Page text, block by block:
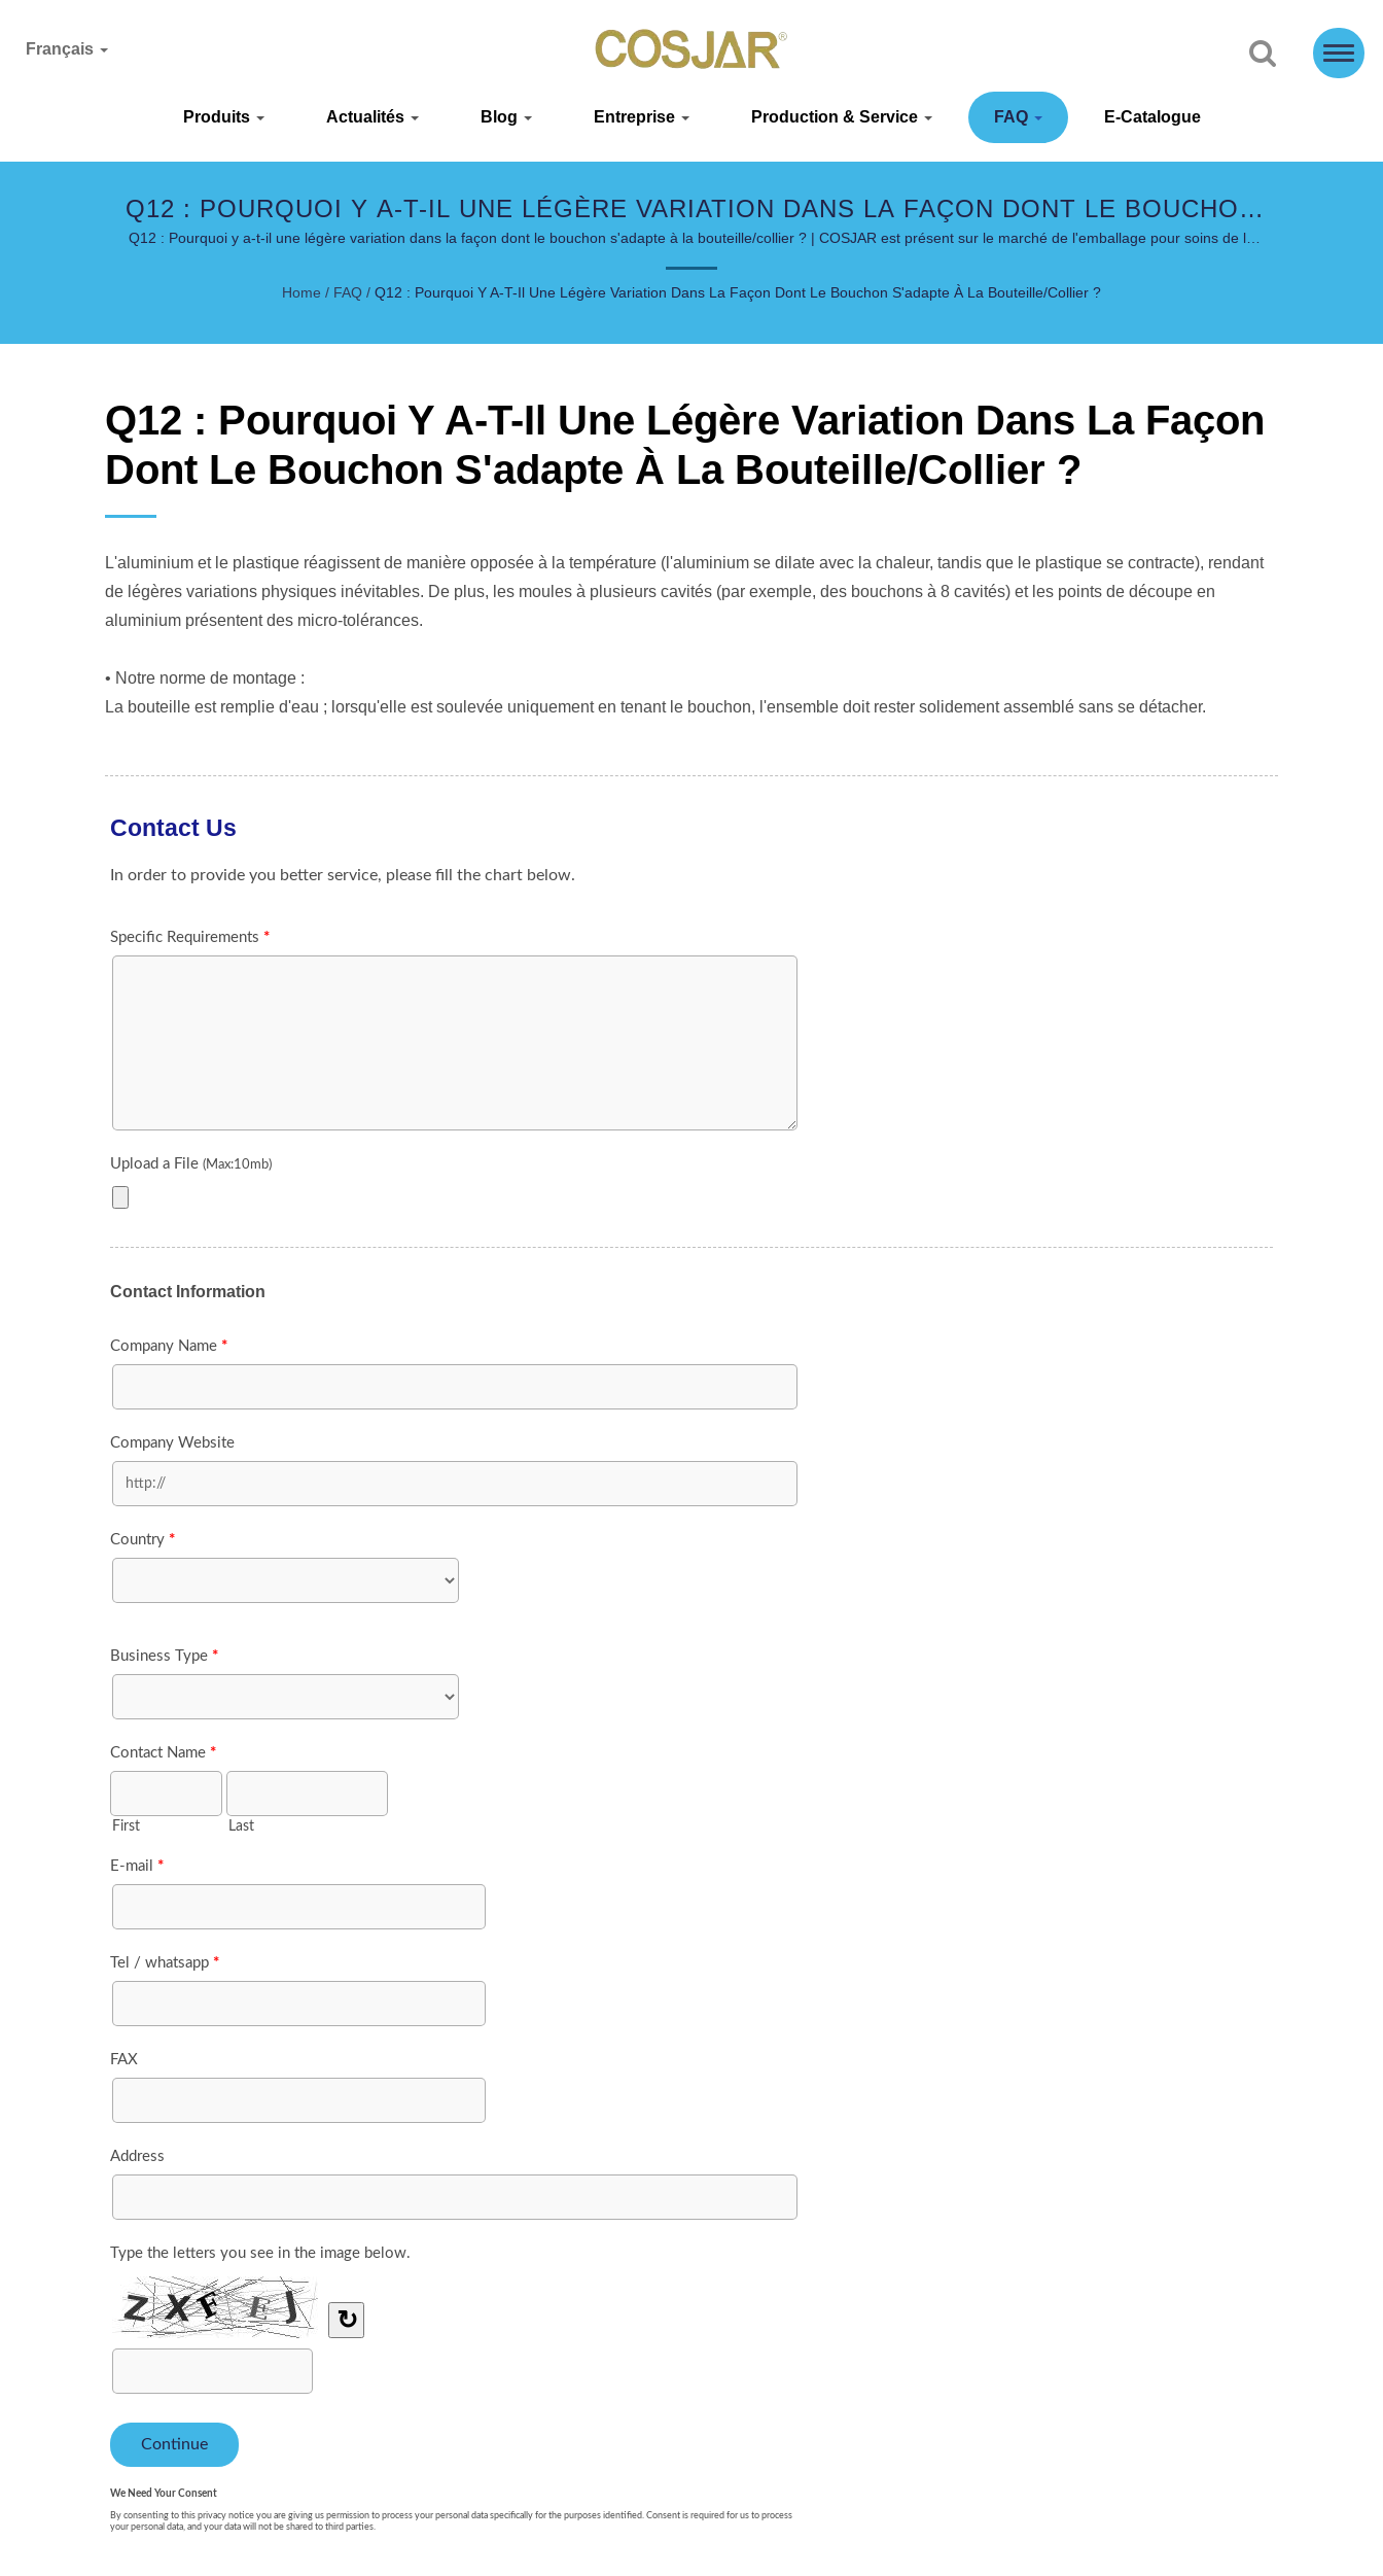
Produits Actualités Blog Entreprise Production & Service FAQ E-Catalogue
Français
Q12 : POURQUOI Y A-T-IL UNE LÉGÈRE VARIATION DANS LA FAÇON DONT LE BOUCHON
S'ADAPTE À LA BOUTEILLE/COLLIER ? | SOLUTIONS DE LUXE ET DURABLES - COSJAR
Q12 : Pourquoi y a-t-il une légère variation dans la façon dont le bouchon s'adapte à la bouteille/collier ? | COSJAR est présent sur le marché de l'emballage pour soins de la
peau et cosmétiques depuis plus de 40 ans.
Home / FAQ / Q12 : Pourquoi Y A-T-Il Une Légère Variation Dans La Façon Dont Le Bouchon S'adapte À La Bouteille/collier ?
Q12 : Pourquoi Y A-T-Il Une Légère Variation Dans La Façon
Dont Le Bouchon S'adapte À La Bouteille/collier ?
L'aluminium et le plastique réagissent de manière opposée à la température (l'aluminium se dilate avec la chaleur, tandis que le plastique se contracte), rendant
de légères variations physiques inévitables. De plus, les moules à plusieurs cavités (par exemple, des bouchons à 8 cavités) et les points de découpe en
aluminium présentent des micro-tolérances.
• Notre norme de montage :
La bouteille est remplie d'eau ; lorsqu'elle est soulevée uniquement en tenant le bouchon, l'ensemble doit rester solidement assemblé sans se détacher.